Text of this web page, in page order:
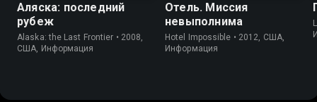
Аляска: последний
рубеж
Alaska: the Last Frontier • 2008,
США, Информация
Отель. Миссия
невыполнима
Hotel Impossible • 2012, США,
Информация